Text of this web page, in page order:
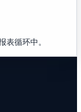
循环中。